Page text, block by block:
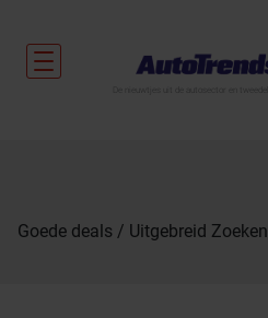
Goede deals Uitgebreid Zoeken